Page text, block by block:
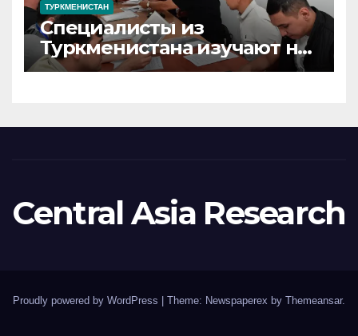
ТУРКМЕНИСТАН
Специалисты из
Туркменистана изучают на
Иссык-Куле вопросы
Central Asia Research
Proudly powered by WordPress Theme: Newspaperex by Themeansar.